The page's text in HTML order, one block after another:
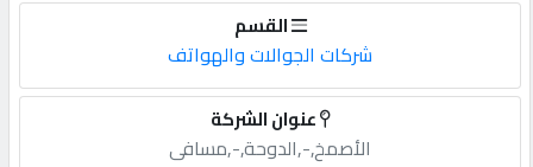
أضف
القسم
شركات الجوالات والهواتف
عنوان الشركة
الأصمخ,-,الدوحة,-,مسافى